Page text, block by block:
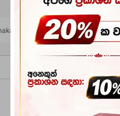
BOOKS PIRIKARA
Poth Wahanse (සරළ බසින්)
-20%